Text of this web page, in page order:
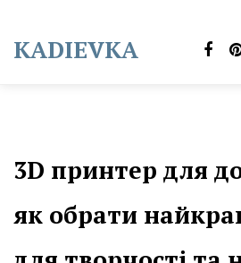
content
KADIEVKA
3D принтер для
як обрати